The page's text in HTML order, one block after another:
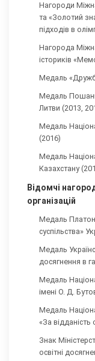
Нагороди
та «Золотий
підходів в
Нагорода
істориків
Медаль
Медаль Пошани
Литви (2013,
Медаль
(2016)
Медаль
Казахстану
Відомчі
організацій
Медаль
суспільства»
Медаль
досягнення в
Медаль
імені О. Д.
Медаль
«За відданість
Знак
освітні